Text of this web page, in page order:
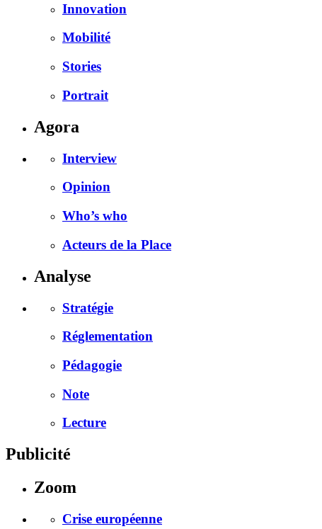
Innovation
Mobilité
Stories
Portrait
Agora
Interview
Opinion
Who’s who
Acteurs de la Place
Analyse
Stratégie
Réglementation
Pédagogie
Note
Lecture
Publicité
Zoom
Crise européenne